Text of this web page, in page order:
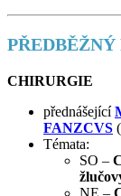
CHIRURGIE
přednášející
FANZCVS
Témata:
SO –
NE –